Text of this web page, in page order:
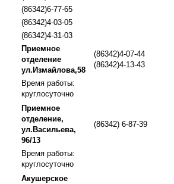
(86342)6-77-65
(86342)4-03-05
(86342)4-31-03
Приемное
отделение
ул.Измайлова,58
(86342)4-07-44
(86342)4-13-43
Время работы:
круглосуточно
Приемное
отделение,
ул.Васильева,
96/13
(86342) 6-87-39
Время работы:
круглосуточно
Акушерское